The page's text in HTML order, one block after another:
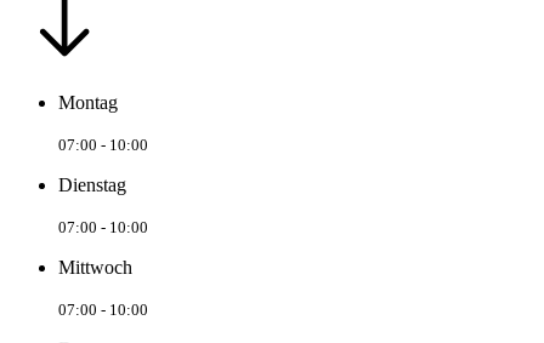
Montag
07:00 - 10:00
Dienstag
07:00 - 10:00
Mittwoch
07:00 - 10:00